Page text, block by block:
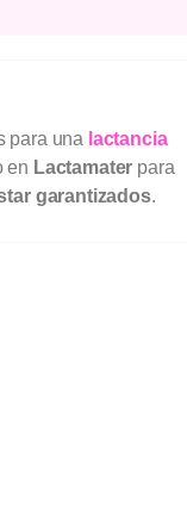
para una lactancia
en Lactamater para
garantizados.